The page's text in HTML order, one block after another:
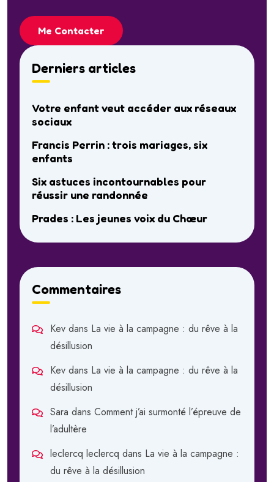
Me Contacter
Derniers articles
Votre enfant veut accéder aux réseaux
sociaux
Francis Perrin : trois mariages, six
enfants
Six astuces incontournables pour
réussir une randonnée
Prades : Les jeunes voix du Chœur
Commentaires
Kev dans La vie à la campagne : du rêve à la
désillusion
Kev dans La vie à la campagne : du rêve à la
désillusion
Sara dans Comment j’ai surmonté l’épreuve de
l’adultère
leclercq leclercq dans La vie à la campagne :
du rêve à la désillusion